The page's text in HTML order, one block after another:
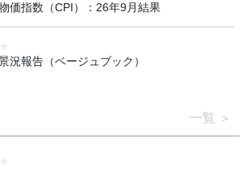
価指数（CPI）：26年9月結果
況報告（ベージュブック）
一覧